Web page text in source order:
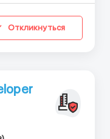
Откликнуться